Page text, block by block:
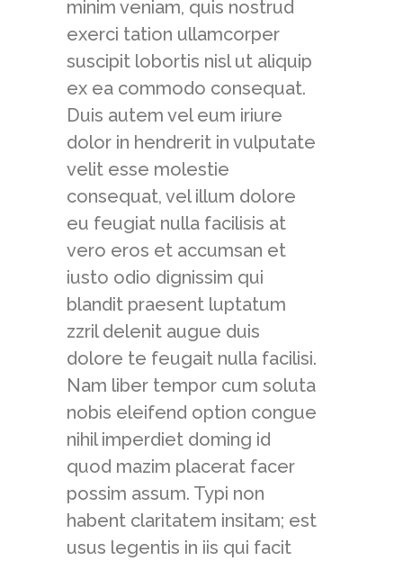
minim veniam, quis nostrud
exerci tation ullamcorper
suscipit lobortis nisl ut aliquip
ex ea commodo consequat.
Duis autem vel eum iriure
dolor in hendrerit in vulputate
velit esse molestie
consequat, vel illum dolore
eu feugiat nulla facilisis at
vero eros et accumsan et
iusto odio dignissim qui
blandit praesent luptatum
zzril delenit augue duis
dolore te feugait nulla facilisi.
Nam liber tempor cum soluta
nobis eleifend option congue
nihil imperdiet doming id
quod mazim placerat facer
possim assum. Typi non
habent claritatem insitam; est
usus legentis in iis qui facit